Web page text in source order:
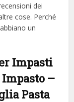
dei
cose. Perché
un
Impasti
–
Pasta